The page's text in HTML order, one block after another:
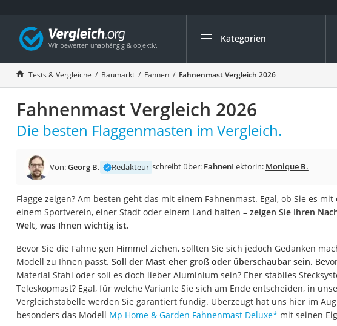
Kategorien
Die beliebtesten Vergleiche nach
Baumarkt
Tresor feuerfest
Makita-Akku-Rasenmäher
Kappsäge
Smartes Türschloss
Akku-Rasentrimmer
Split-Klimaanlage 2 Innengeräte
Tiefbrunnenpumpe
Fliesenschneider
Hochdruckreiniger
Doppelschleifer
Tests & Vergleiche Baumarkt Fahnen Fahnenmast Vergleich 2026
Fahnenmast Vergleich 2026
Die besten Flaggenmasten im Vergleich.
Von:Georg B. Redakteur schreibt über: FahnenLektorin: Monique B.
Flagge zeigen? Am besten geht das mit einem Fahnenmast. Egal, ob Sie es
einem Sportverein, einer Stadt oder einem Land halten – zeigen Sie Ihren
Welt, was Ihnen wichtig ist.
Bevor Sie die Fahne gen Himmel ziehen, sollten Sie sich jedoch Gedanken
Modell zu Ihnen passt. Soll der Mast eher groß oder überschaubar sein.
Material Stahl oder soll es doch lieber Aluminium sein? Eher stabiles
Teleskopmast? Egal, für welche Variante Sie sich am Ende entscheiden, in
Vergleichstabelle werden Sie garantiert fündig. Überzeugt hat uns hier im
besonders das Modell Mp Home & Garden Fahnenmast Deluxe* mit seinen